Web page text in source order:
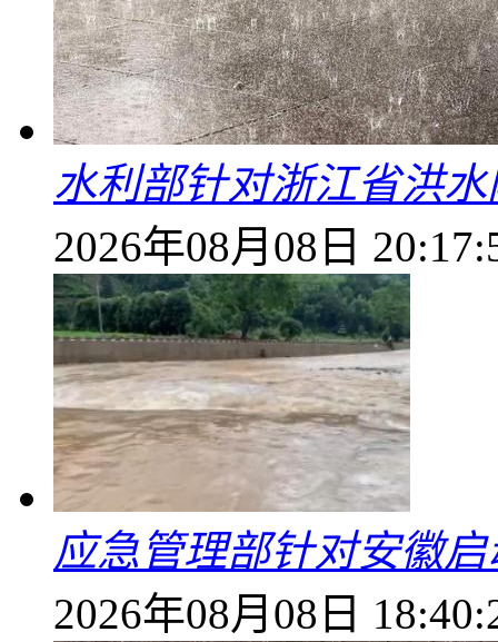
水利部针对浙江省洪
2026年08月08日
应急管理部针对安徽
2026年08月08日